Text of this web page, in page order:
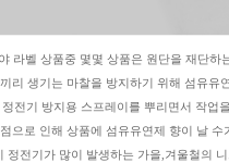
라벨 상품중 몇몇 상품은 원단을 재단하
리 생기는 마찰을 방지하기 위해 섬유유
정전기 방지용 스프레이를 뿌리면서 작업
으로 인해 상품에 섬유유연제 향이 날 수
정전기가 많이 발생하는 가을,겨울철의